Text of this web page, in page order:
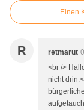
Einen
R retmarut
<br />
nicht